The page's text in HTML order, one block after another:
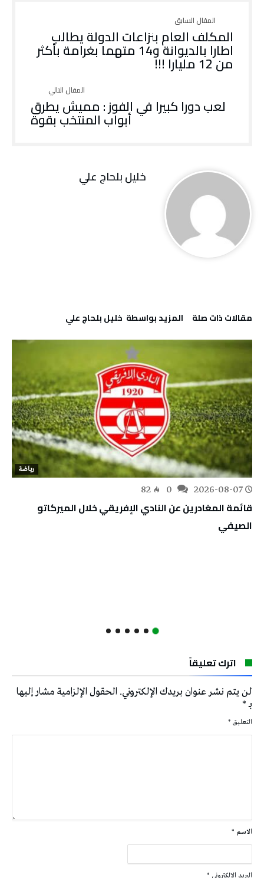
المكلف العام بنزاعات الدولة يطالب
اطارا بالديوانة و14 متهما بغرامة بأكثر
من 12 مليارا !!!
لعب دورا كبيرا في الفوز : مميش يطرق
أبواب المنتخب بقوة
خليل‭ ‬بلحاج‭ ‬علي
‫مقالات ذات صلة‬ ‫‫المزيد بواسطة‬ ‬ خليل‭ ‬بلحاج‭ ‬علي
رياضة
2026-08-07
82
قائمة المغادرين عن النادي الإفريقي خلال الميركاتو
الصيفي
اترك تعليقاً
لن يتم نشر عنوان بريدك الإلكتروني. الحقول الإلزامية مشار إليها
بـ*
التعليق *
الاسم *
البريد الإلكتروني *